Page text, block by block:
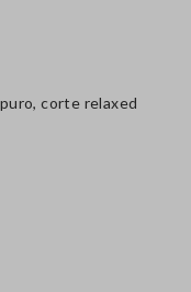
corte relaxed